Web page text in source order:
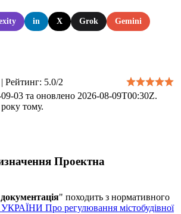
in X Grok Gemini
| Рейтинг: 5.0/2
03 та оновлено 2026-08-09T00:30Z.
тому.
Проектна
" походить з нормативного
Про регулювання містобудівної